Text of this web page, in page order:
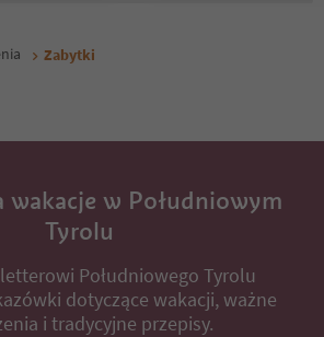
Zabytki
wakacje w Południowym
Tyrolu
Południowego Tyrolu
dotyczące wakacji, ważne
i tradycyjne przepisy.